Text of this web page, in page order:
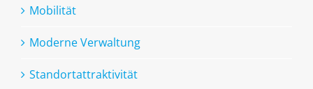
Mobilität
Moderne Verwaltung
Standortattraktivität